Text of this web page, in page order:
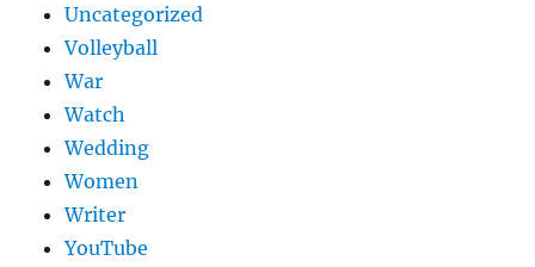
Uncategorized
Volleyball
War
Watch
Wedding
Women
Writer
YouTube